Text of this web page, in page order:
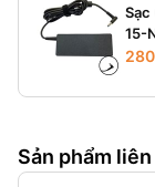
Sạc
15-
Sản phẩm